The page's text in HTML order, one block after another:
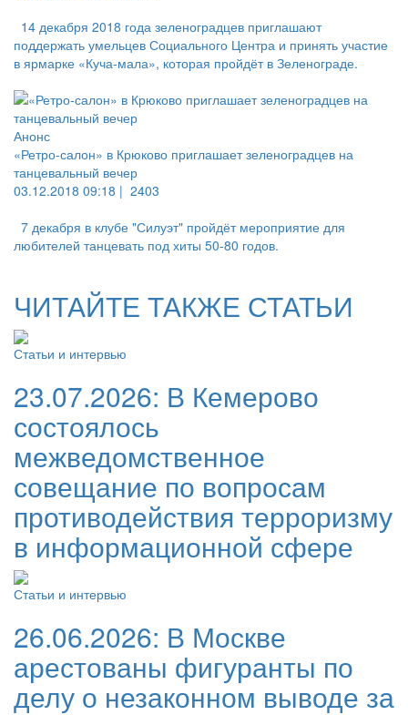
14 декабря 2018 года зеленоградцев приглашают
поддержать умельцев Социального Центра и принять участие
в ярмарке «Куча-мала», которая пройдёт в Зеленограде.
Анонс
«Ретро-салон» в Крюково приглашает зеленоградцев на
танцевальный вечер
03.12.2018 09:18 | 2403
7 декабря в клубе "Силуэт" пройдёт мероприятие для
любителей танцевать под хиты 50-80 годов.
ЧИТАЙТЕ ТАКЖЕ СТАТЬИ
Статьи и интервью
23.07.2026: В Кемерово
состоялось
межведомственное
совещание по вопросам
противодействия терроризму
в информационной сфере
Статьи и интервью
26.06.2026: В Москве
арестованы фигуранты по
делу о незаконном выводе за